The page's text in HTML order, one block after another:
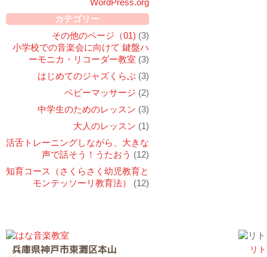
WordPress.org
カテゴリー
その他のページ（01) (3)
小学校での音楽会に向けて 鍵盤ハ
ーモニカ・リコーダー教室 (3)
はじめてのジャズくらぶ (3)
ベビーマッサージ (2)
中学生のためのレッスン (3)
大人のレッスン (1)
活舌トレーニングしながら、大きな
声で話そう！うたおう (12)
知育コース（さくらさく幼児教育と
モンテッソーリ教育法）
(12)
リ